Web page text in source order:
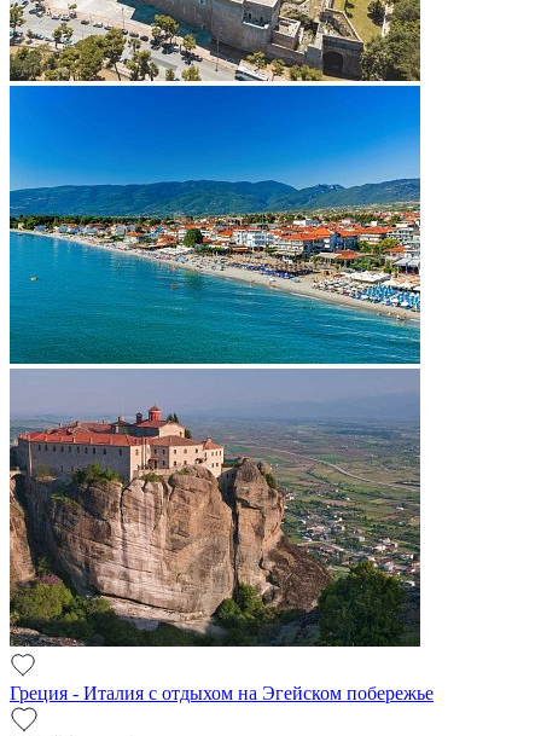
Греция - Италия с отдыхом на Эгейском побережье